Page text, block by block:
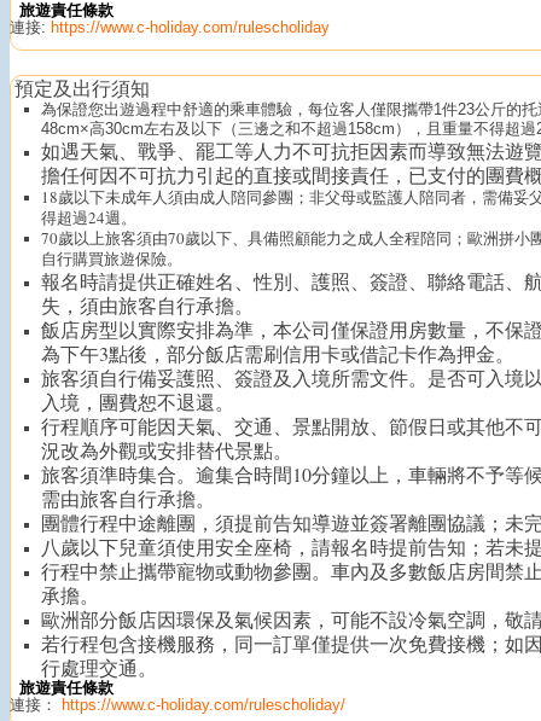
願這個秋天，褪去浮躁，
沉澱美好；願我們心中有
暖、眼裡有光，從容迎接
每一個日子。一葉知秋，
願秋風送來平安，也帶來
新的希望。
View on Facebook ·
Share
2 0 0
美加旅遊
2 days ago
【穿梭五百年香火歲月！
來澳門探訪這座城市的祈
福起點 - 媽閣廟
】
你知道「MACAU」這個
名字是怎麼來的嗎？答案
就藏在這座屹立於海邊的
百年古蹟—媽閣廟（媽祖
閣）！背山面海、古木參
天，媽閣廟不僅是澳門最
古老的地標之一，更是名
列聯合國教科文組織的世
旅遊責任條款
連接: https://www.c-holiday.com/rulescholiday
預定及出行須知
為保證您出遊過程中舒適的乘車體驗，每位客人僅限攜帶1件23公斤的
48cm×高30cm左右及以下（三邊之和不超過158cm），且重量不得超
如遇天氣、戰爭、罷工等人力不可抗拒因素而導致無法遊
擔任何因不可抗力引起的直接或間接責任，已支付的團費
18歲以下未成年人須由成人陪同參團；非父母或監護人陪同者，需備
得超過24週。
70歲以上旅客須由70歲以下、具備照顧能力之成人全程陪同；歐洲拼
自行購買旅遊保險。
報名時請提供正確姓名、性別、護照、簽證、聯絡電話、
失，須由旅客自行承擔。
飯店房型以實際安排為準，本公司僅保證用房數量，不保
為下午3點後，部分飯店需刷信用卡或借記卡作為押金。
旅客須自行備妥護照、簽證及入境所需文件。是否可入境
入境，團費恕不退還。
行程順序可能因天氣、交通、景點開放、節假日或其他不
況改為外觀或安排替代景點。
旅客須準時集合。逾集合時間10分鐘以上，車輛將不予等
需由旅客自行承擔。
團體行程中途離團，須提前告知導遊並簽署離團協議；未
八歲以下兒童須使用安全座椅，請報名時提前告知；若未
行程中禁止攜帶寵物或動物參團。車內及多數飯店房間禁
承擔。
歐洲部分飯店因環保及氣候因素，可能不設冷氣空調，敬
若行程包含接機服務，同一訂單僅提供一次免費接機；如
行處理交通。
旅遊責任條款
連接： https://www.c-holiday.com/rulescholiday/